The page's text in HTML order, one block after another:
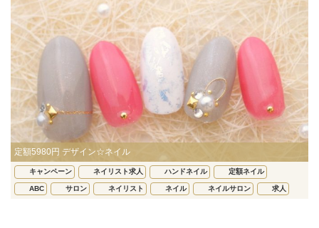
定額5980円 デザイン☆ネイル
キャンペーン ネイリスト求人 ハンドネイル 定額ネイル
ABC サロン ネイリスト ネイル ネイルサロン 求人